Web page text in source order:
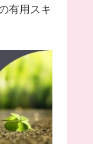
有用スキ